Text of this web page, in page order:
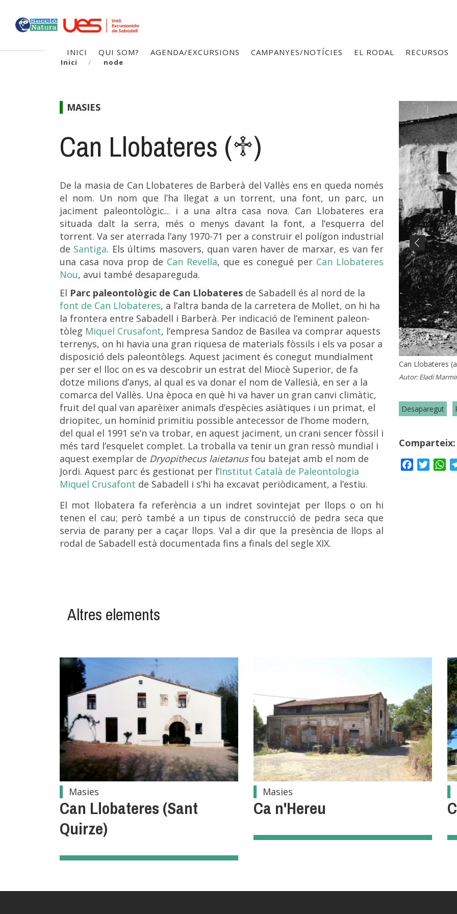
contingut
Navegació
INICI QUI SOM? AGENDA/EXCURSIONS CAMPANYES/NOTÍCIES EL RODAL RECURSOS
Inici node
MASIES
Can Llobateres (♱)
De la masia de Can Llobateres de Barberà del Vallès ens en queda només
el nom. Un nom que l’ha llegat a un torrent, una font, un parc, un
jaciment paleontològic... i a una altra casa nova. Can Llobateres era
situada dalt la serra, més o menys davant la font, a l’esquerra del
torrent. Va ser aterrada l’any 1970-71 per a construir el polígon industrial
de Santiga. Els últims masovers, quan varen haver de marxar, es van fer
una casa nova prop de Can Revella, que es conegué per Can Llobateres
Nou, avui també desapareguda.
El Parc paleontològic de Can Llobateres de Sabadell és al nord de la
font de Can Llobateres, a l’altra banda de la carretera de Mollet, on hi ha
la frontera entre Sabadell i Barberà. Per indicació de l’eminent paleon­
tòleg Miquel Crusafont, l’empresa Sandoz de Basilea va comprar aquests
terrenys, on hi havia una gran riquesa de materials fòssils i els va posar a
disposició dels paleontòlegs. Aquest jaciment és conegut mundialment
per ser el lloc on es va descobrir un estrat del Miocè Superior, de fa
dotze milions d’anys, al qual es va donar el nom de Vallesià, en ser a la
comarca del Vallès. Una època en què hi va haver un gran canvi climàtic,
fruit del qual van aparèixer animals d’espècies asiàtiques i un primat, el
driopitec, un homínid primitiu possible antecessor de l’home modern,
del qual el 1991 se’n va trobar, en aquest jaciment, un crani sencer fòssil i
més tard l’esquelet complet. La troballa va tenir un gran ressò mundial i
aquest exemplar de Dryopithecus laietanusfou batejat amb el nom de
Jordi. Aquest parc és gestionat per l’Institut Català de Paleontologia
Miquel Crusafont de Sabadell i s’hi ha excavat periòdicament, a l’estiu.
El mot llobatera fa referència a un indret sovintejat per llops o on hi
tenen el cau; però també a un tipus de construcció de pedra seca que
servia de parany per a caçar llops. Val a dir que la presència de llops al
rodal de Sabadell està documentada fins a finals del segle XIX.
Can Llobateres
Autor:Eladi
Can Llobateres,
Autor:Arxiu
Previous
Desaparegut
Comparteix:
FacebookTwitter
Altres elements
Masies
Can Llobateres (Sant
Quirze)
Masies
Ca n'Hereu